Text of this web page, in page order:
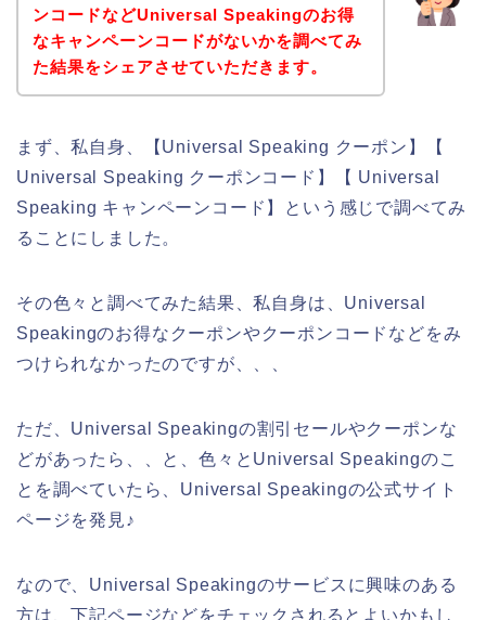
ンコードなどUniversal Speakingのお得
なキャンペーンコードがないかを調べてみ
た結果をシェアさせていただきます。
まず、私自身、【Universal Speaking クーポン】【
Universal Speaking クーポンコード】【 Universal
Speaking キャンペーンコード】という感じで調べてみ
ることにしました。
その色々と調べてみた結果、私自身は、Universal
Speakingのお得なクーポンやクーポンコードなどをみ
つけられなかったのですが、、、
ただ、Universal Speakingの割引セールやクーポンな
どがあったら、、と、色々とUniversal Speakingのこ
とを調べていたら、Universal Speakingの公式サイト
ページを発見♪
なので、Universal Speakingのサービスに興味のある
方は、下記ページなどをチェックされるとよいかもし